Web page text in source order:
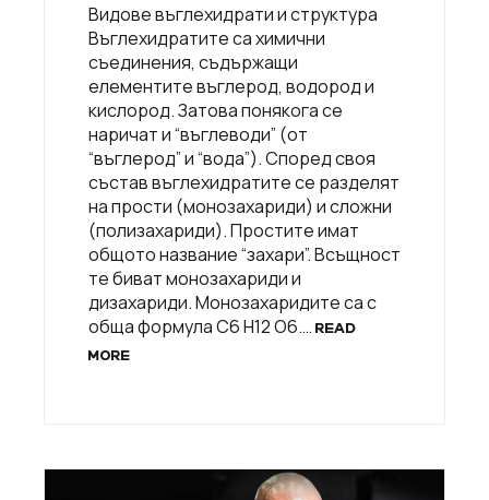
Видове въглехидрати и структура
Въглехидратите са химични
съединения, съдържащи
елементите въглерод, водород и
кислород. Затова понякога се
наричат и “въглеводи” (от
“въглерод” и “вода”). Според своя
състав въглехидратите се разделят
на прости (монозахариди) и сложни
(полизахариди). Простите имат
общото название “захари”. Всъщност
те биват монозахариди и
дизахариди. Монозахаридите са с
обща формула С6 Н12 О6.… READ
MORE